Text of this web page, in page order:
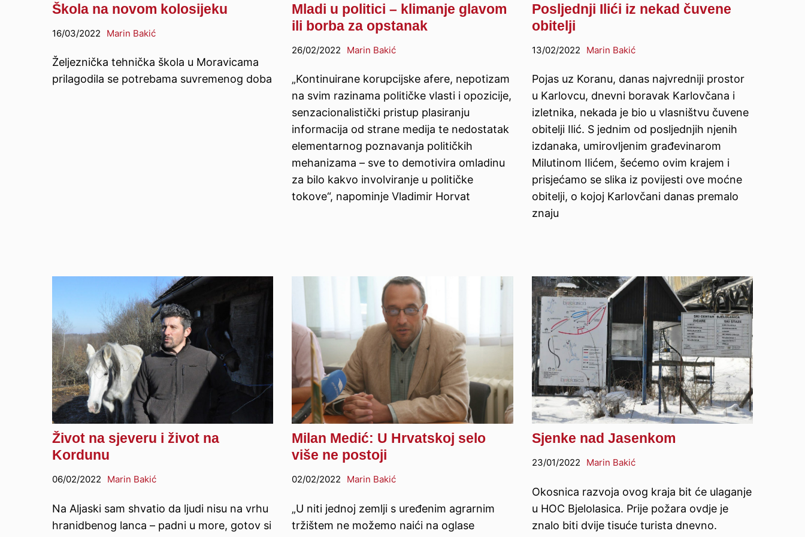
Škola na novom kolosijeku
16/03/2022 Marin Bakić
Željeznička tehnička škola u Moravicama
prilagodila se potrebama suvremenog doba
Mladi u politici – klimanje glavom
ili borba za opstanak
26/02/2022 Marin Bakić
„Kontinuirane korupcijske afere, nepotizam
na svim razinama političke vlasti i opozicije,
senzacionalistički pristup plasiranju
informacija od strane medija te nedostatak
elementarnog poznavanja političkih
mehanizama – sve to demotivira omladinu
za bilo kakvo involviranje u političke
tokove“, napominje Vladimir Horvat
Posljednji Ilići iz nekad čuvene
obitelji
13/02/2022 Marin Bakić
Pojas uz Koranu, danas najvredniji prostor
u Karlovcu, dnevni boravak Karlovčana i
izletnika, nekada je bio u vlasništvu čuvene
obitelji Ilić. S jednim od posljednjih njenih
izdanaka, umirovljenim građevinarom
Milutinom Ilićem, šećemo ovim krajem i
prisjećamo se slika iz povijesti ove moćne
obitelji, o kojoj Karlovčani danas premalo
znaju
Život na sjeveru i život na
Kordunu
06/02/2022 Marin Bakić
Na Aljaski sam shvatio da ljudi nisu na vrhu
hranidbenog lanca – padni u more, gotov si
Milan Medić: U Hrvatskoj selo
više ne postoji
02/02/2022 Marin Bakić
„U niti jednoj zemlji s uređenim agrarnim
tržištem ne možemo naići na oglase
Sjenke nad Jasenkom
23/01/2022 Marin Bakić
Okosnica razvoja ovog kraja bit će ulaganje
u HOC Bjelolasica. Prije požara ovdje je
znalo biti dvije tisuće turista dnevno.